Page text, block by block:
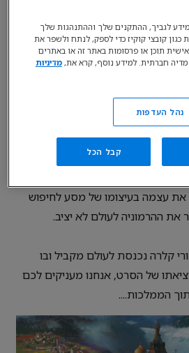
שנה, משפחות רבות
האגדי של מפצח
לכם הזדמנות לצפות
ולצאת להרפתקה
קסום ומלא
ועכברים.
ביכובה של מקנזי פוי כקלרה,
עצמה בעיצומו של מסע לחיפוש
ההרמוניה לעולם לא יציב.
קלרה נכנסת לעולם מקביל ובו
של הסרט, אנחנו מעניקים לכם
הממלכות....
לגביך, ההתקנים שלך וההתנהגות שלך
כגון קובצי קוקיז כדי לספק, לנתח ולשפר את
תוכן או פרסומות באתר זה או באתרים
מדיה חברתית. למידע נוסף, קרא את,מדיניות
נהל העדפות
קבל הכל